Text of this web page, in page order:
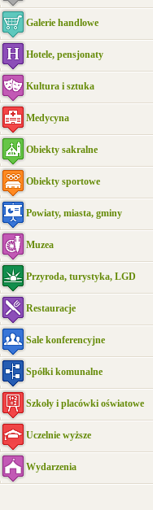
Galerie handlowe
Hotele, pensjonaty
Kultura i sztuka
Medycyna
Obiekty sakralne
Obiekty sportowe
Powiaty, miasta, gminy
Muzea
Przyroda, turystyka, LGD
Restauracje
Sale konferencyjne
Spółki komunalne
Szkoły i placówki oświatowe
Uczelnie wyższe
Wydarzenia